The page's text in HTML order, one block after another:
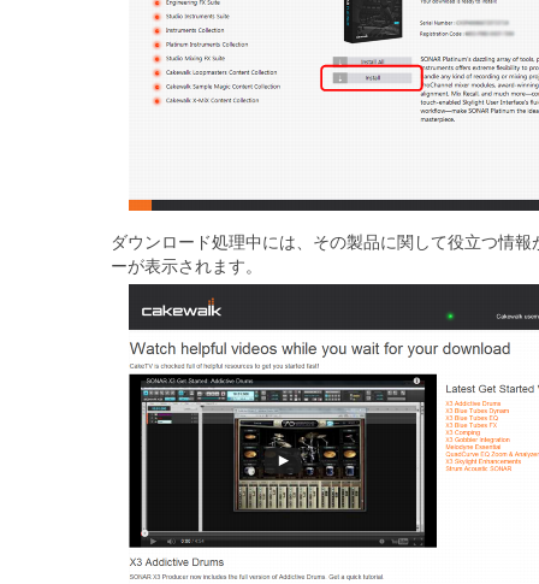
ダウンロード処理中には、その製品に関して役立つ情
ーが表示されます。